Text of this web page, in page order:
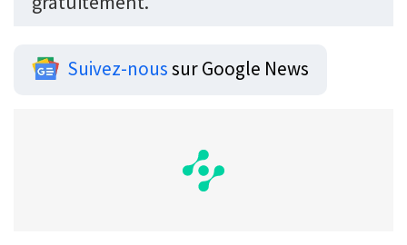
Suivez-noussur Google News